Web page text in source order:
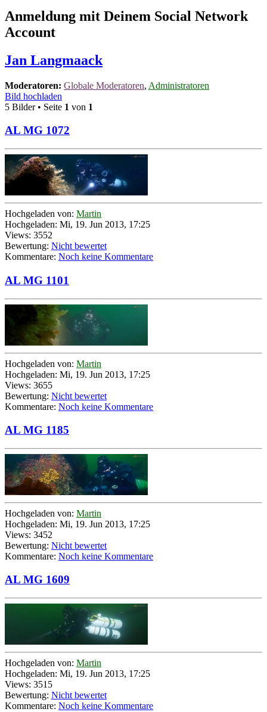
Anmeldung mit Deinem Social Network
Account
Jan Langmaack
Moderatoren: Globale Moderatoren, Administratoren
Bild hochladen
5 Bilder • Seite 1 von 1
AL MG 1072
Hochgeladen von: Martin
Hochgeladen: Mi, 19. Jun 2013, 17:25
Views: 3552
Bewertung: Nicht bewertet
Kommentare: Noch keine Kommentare
AL MG 1101
Hochgeladen von: Martin
Hochgeladen: Mi, 19. Jun 2013, 17:25
Views: 3655
Bewertung: Nicht bewertet
Kommentare: Noch keine Kommentare
AL MG 1185
Hochgeladen von: Martin
Hochgeladen: Mi, 19. Jun 2013, 17:25
Views: 3452
Bewertung: Nicht bewertet
Kommentare: Noch keine Kommentare
AL MG 1609
Hochgeladen von: Martin
Hochgeladen: Mi, 19. Jun 2013, 17:25
Views: 3515
Bewertung: Nicht bewertet
Kommentare: Noch keine Kommentare